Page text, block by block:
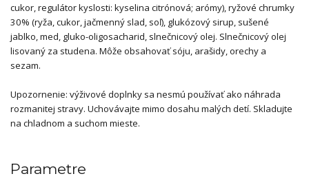
cukor, regulátor kyslosti: kyselina citrónová; arómy), ryžové chrumky
30% (ryža, cukor, jačmenný slad, soľ), glukózový sirup, sušené
jablko, med, gluko-oligosacharid, slnečnicový olej. Slnečnicový olej
lisovaný za studena. Môže obsahovať sóju, arašidy, orechy a
sezam.
Upozornenie: výživové doplnky sa nesmú používať ako náhrada
rozmanitej stravy. Uchovávajte mimo dosahu malých detí. Skladujte
na chladnom a suchom mieste.
Parametre